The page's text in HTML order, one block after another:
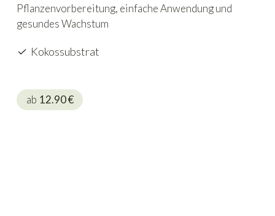
Pflanzenvorbereitung, einfache Anwendung und
gesundes Wachstum
Kokossubstrat
ab 12.90€